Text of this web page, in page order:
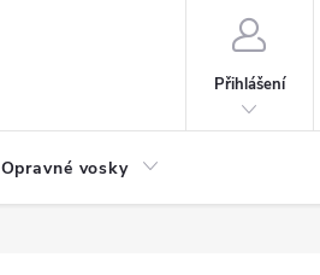
Přihlášení
Opravné vosky